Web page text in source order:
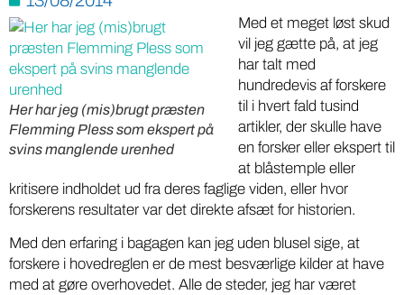
Her har jeg (mis)brugt præsten
Flemming Pless som ekspert på
svins manglende urenhed
Med et meget løst skud
vil jeg gætte på, at jeg
har talt med
hundredevis af forskere
til i hvert fald tusind
artikler, der skulle have
en forsker eller ekspert til
at blåstemple eller
kritisere indholdet ud fra deres faglige viden, eller hvor
forskerens resultater var det direkte afsæt for historien.
Med den erfaring i bagagen kan jeg uden blusel sige, at
forskere i hovedreglen er de mest besværlige kilder at have
med at gøre overhovedet. Alle de steder, jeg har været